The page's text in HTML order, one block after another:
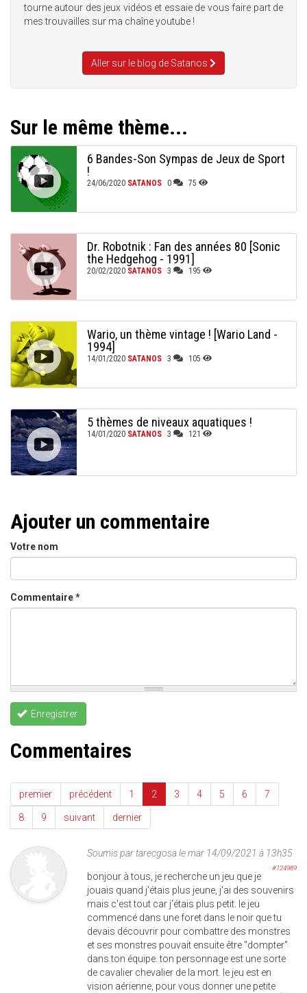
tourne autour des jeux vidéos et essaie de vous faire part de
mes trouvailles sur ma chaîne youtube !
Aller sur le blog de Satanos
Sur le même thème...
6 Bandes-Son Sympas de Jeux de Sport
!
24/06/2020 SATANOS 0 75
Dr. Robotnik : Fan des années 80 [Sonic
the Hedgehog - 1991]
20/02/2020 SATANOS 3 195
Wario, un thème vintage ! [Wario Land -
1994]
14/01/2020 SATANOS 3 105
5 thèmes de niveaux aquatiques !
14/01/2020 SATANOS 3 121
Ajouter un commentaire
Votre nom
Commentaire*
Enregistrer
Commentaires
premier précédent 1 2 3 4 5 6 7
8 9 suivant dernier
Soumis partarecgosale mar 14/09/2021 à 13h35
#124989
bonjour à tous, je recherche un jeu que je
jouais quand j'étais plus jeune, j'ai des souvenirs
mais c'est tout car j'étais plus petit. le jeu
commencé dans une foret dans le noir que tu
devais découvrir pour combattre des monstres
et ses monstres pouvait ensuite être "dompter"
dans ton équipe. ton personnage est une sorte
de cavalier chevalier de la mort. le jeu est en
vision aérienne, pour vous donner une petite